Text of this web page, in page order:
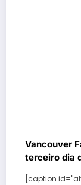
Vancouver
terceiro dia
[caption